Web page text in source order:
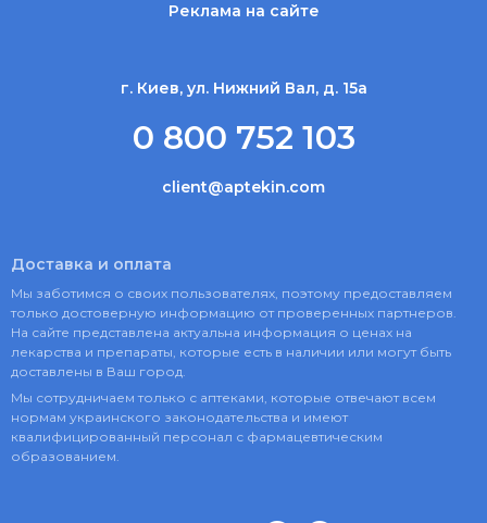
Реклама на сайте
г. Киев, ул. Нижний Вал, д. 15а
0 800 752 103
client@aptekin.com
Доставка и оплата
Мы заботимся о своих пользователях, поэтому предоставляем
только достоверную информацию от проверенных партнеров.
На сайте представлена актуальна информация о ценах на
лекарства и препараты, которые есть в наличии или могут быть
доставлены в Ваш город.
Мы сотрудничаем только с аптеками, которые отвечают всем
нормам украинского законодательства и имеют
квалифицированный персонал с фармацевтическим
образованием.